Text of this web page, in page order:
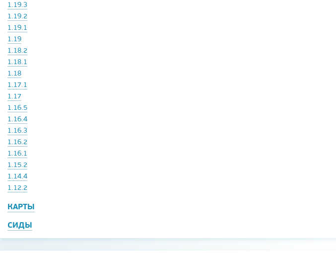
1.19.3
1.19.2
1.19.1
1.19
1.18.2
1.18.1
1.18
1.17.1
1.17
1.16.5
1.16.4
1.16.3
1.16.2
1.16.1
1.15.2
1.14.4
1.12.2
КАРТЫ
СИДЫ